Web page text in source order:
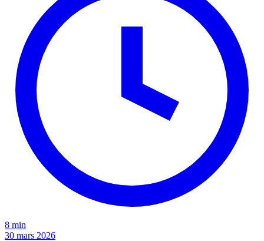
8 min
30 mars 2026